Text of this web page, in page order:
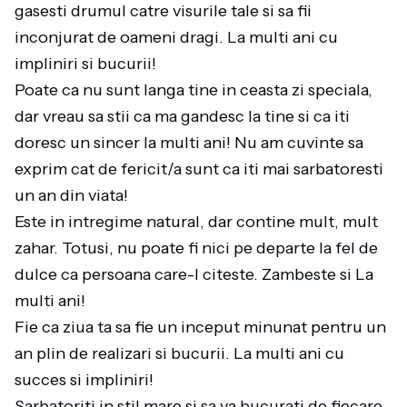
gasesti drumul catre visurile tale si sa fii
inconjurat de oameni dragi. La multi ani cu
impliniri si bucurii!
Poate ca nu sunt langa tine in ceasta zi speciala,
dar vreau sa stii ca ma gandesc la tine si ca iti
doresc un sincer la multi ani! Nu am cuvinte sa
exprim cat de fericit/a sunt ca iti mai sarbatoresti
un an din viata!
Este in intregime natural, dar contine mult, mult
zahar. Totusi, nu poate fi nici pe departe la fel de
dulce ca persoana care-l citeste. Zambeste si La
multi ani!
Fie ca ziua ta sa fie un inceput minunat pentru un
an plin de realizari si bucurii. La multi ani cu
succes si impliniri!